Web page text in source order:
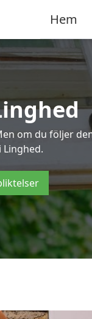
Hem
om du följer